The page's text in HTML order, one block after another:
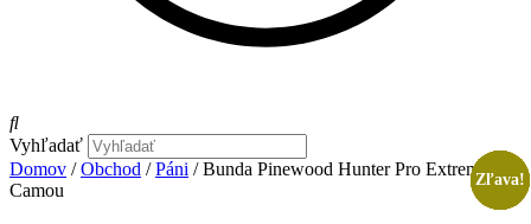
Vyhľadať
Domov /Obchod /Páni / Bunda Pinewood Hunter Pro Extreme 2.0
Camou
Zľava!
Zľava!
Zľava!
Zľava!
Zľava!